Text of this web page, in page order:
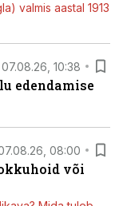
valmis aastal 1913
07.08.26, 10:38
edendamise
08:00
või